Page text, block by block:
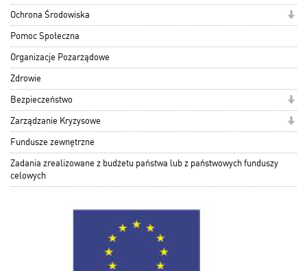
Ochrona Środowiska
Pomoc Społeczna
Organizacje Pozarządowe
Zdrowie
Bezpieczeństwo
Zarządzanie Kryzysowe
Fundusze zewnętrzne
Zadania zrealizowane z budżetu państwa lub z państwowych funduszy
celowych